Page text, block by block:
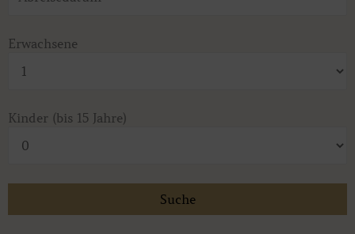
Erwachsene
Kinder (bis 15 Jahre)